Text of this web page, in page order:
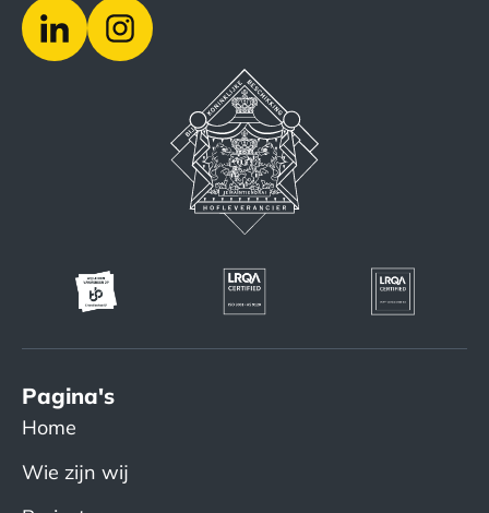
Pagina's
Home
Wie zijn wij